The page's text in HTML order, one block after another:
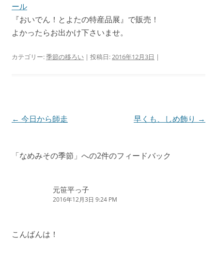
ール
『おいでん！とよたの特産品展』 で販売！
よかったらお出かけ下さいませ。
カテゴリー:季節の移ろい | 投稿日:2016年12月3日 |
投
ナ
← 今日から師走 早くも、しめ飾り →
「なめみその季節 」への2件のフィードバック
元笹平っ子
2016年12月3日 9:24 PM
こんばんは！